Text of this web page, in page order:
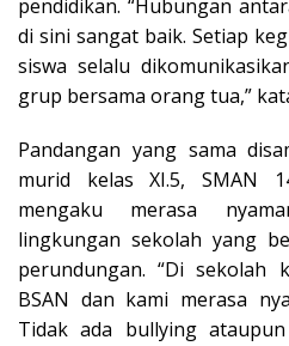
pendidikan. “Hubungan
di sini sangat baik. Setiap
siswa selalu
grup bersama orang tua,”
Pandangan yang sama
murid kelas XI.5, SMAN
mengaku merasa
lingkungan sekolah yang
perundungan. “Di sekolah
BSAN dan kami merasa
Tidak ada bullying